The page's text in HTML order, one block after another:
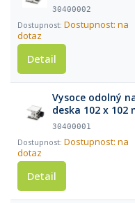
30400002
Dostupnost: na
dotaz
Detail
Vysoce odolný
deska 102 x
30400001
Dostupnost: na
dotaz
Detail